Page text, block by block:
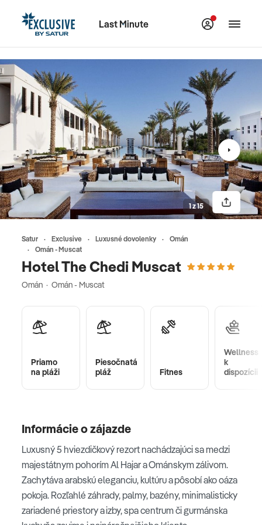
Last Minute
Satur Exclusive Luxusné dovolenky
Omán
Omán - Muscat
Hotel The Chedi Muscat
Omán · Omán - Muscat
1 z 15
Priamo
na pláži
Piesočnatá
pláž
Fitnes
Wellness
k
dispozícii
Informácie o zájazde
Luxusný 5 hviezdičkový rezort nachádzajúci sa medzi
majestátnym pohorím Al Hajar a Ománskym zálivom.
Zachytáva arabskú eleganciu, kultúru a pôsobí ako oáza
pokoja. Rozľahlé záhrady, palmy, bazény, minimalisticky
zariadené priestory a izby, spa centrum či gurmánska